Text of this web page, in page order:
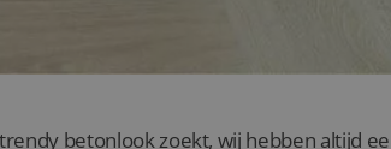
betonlook zoekt, wij hebben altijd